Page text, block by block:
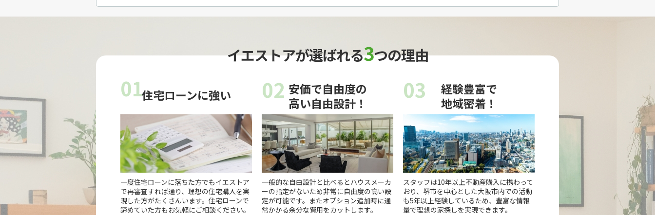
イエストアが選ばれる3つの理由
01住宅ローンに強い
一度住宅ローンに落ちた方でもイエストア
で再審査すれば通り、理想の住宅購入を実
現した方がたくさんいます。住宅ローンで
諦めていた方もお気軽にご相談ください。
02 安価で自由度の
高い自由設計！
一般的な自由設計と比べるとハウスメーカ
ーの指定がないため非常に自由度の高い設
定が可能です。またオプション追加時に通
常かかる余分な費用をカットします。
03
経験豊富で
地域密着！
スタッフは10年以上不動産購入に携わって
おり、堺市を中心とした大阪市内での活動
も5年以上経験しているため、豊富な情報
量で理想の家探しを実現できます。